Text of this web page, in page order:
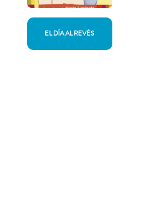
EL DÍA AL REVÉS